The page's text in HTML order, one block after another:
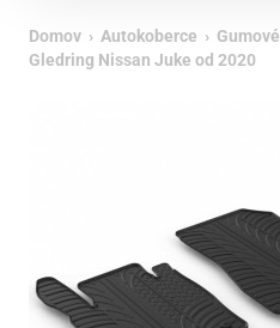
Domov › Autokoberce › Gumové
Gledring Nissan Juke od 2020